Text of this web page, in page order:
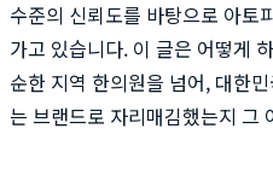
수준의 신뢰도를 바탕으로 아토
가고 있습니다. 이 글은 어떻게
순한 지역 한의원을 넘어, 대한
는 브랜드로 자리매김했는지 그